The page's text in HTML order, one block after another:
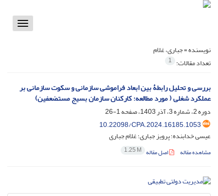
Toggle
نویسنده =جباری، غلام
تعداد مقالات: 1
بررسی و تحلیل رابطۀ بین ابعاد فراموشی سازمانی و سکوت سازمانی بر
عملکرد شغلی ( مورد مطالعه: کارکنان سازمان بسیج مستضعفین)
دوره 2، شماره 3، آذر 1403، صفحه
1-26
10.22098/CPA.2024.16185.1053
عیسی خدابنده؛ پرویز جباری؛ غلام جباری
مشاهده مقاله اصل مقاله 1.25 M